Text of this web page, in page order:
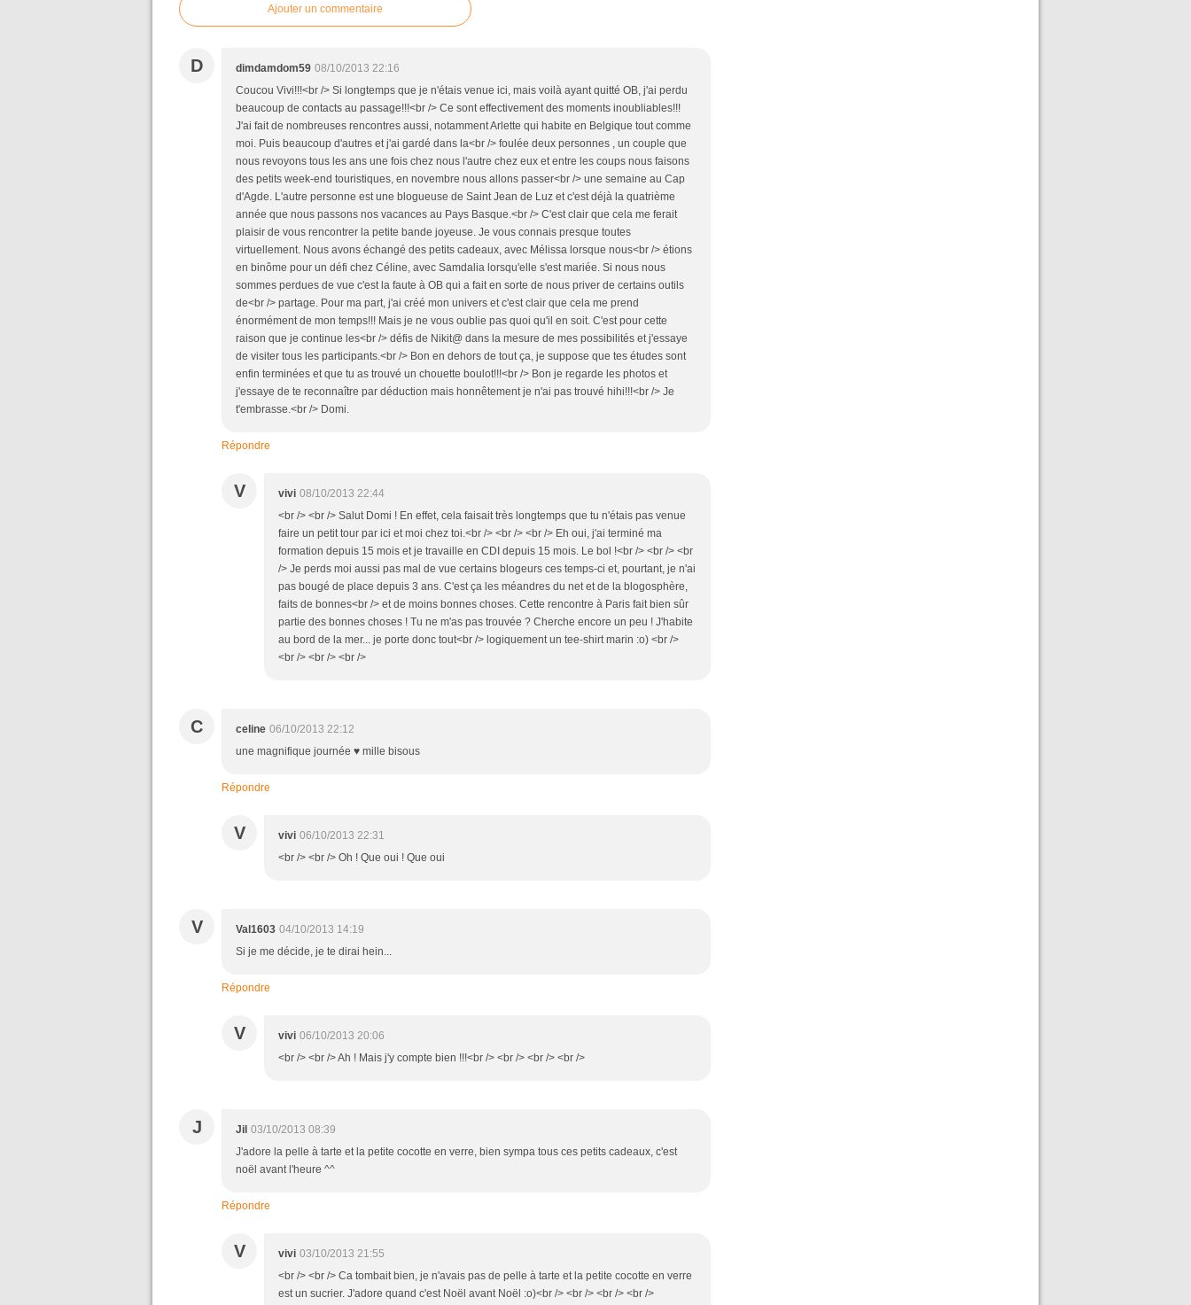
Ajouter un commentaire
D dimdamdom59 08/10/2013 22:16
Coucou Vivi!!!<br /> Si longtemps que je n'étais venue ici, mais voilà ayant quitté OB, j'ai perdu
beaucoup de contacts au passage!!!<br /> Ce sont effectivement des moments inoubliables!!!
J'ai fait de nombreuses rencontres aussi, notamment Arlette qui habite en Belgique tout comme
moi. Puis beaucoup d'autres et j'ai gardé dans la<br /> foulée deux personnes , un couple que
nous revoyons tous les ans une fois chez nous l'autre chez eux et entre les coups nous faisons
des petits week-end touristiques, en novembre nous allons passer<br /> une semaine au Cap
d'Agde. L'autre personne est une blogueuse de Saint Jean de Luz et c'est déjà la quatrième
année que nous passons nos vacances au Pays Basque.<br /> C'est clair que cela me ferait
plaisir de vous rencontrer la petite bande joyeuse. Je vous connais presque toutes
virtuellement. Nous avons échangé des petits cadeaux, avec Mélissa lorsque nous<br /> étions
en binôme pour un défi chez Céline, avec Samdalia lorsqu'elle s'est mariée. Si nous nous
sommes perdues de vue c'est la faute à OB qui a fait en sorte de nous priver de certains outils
de<br /> partage. Pour ma part, j'ai créé mon univers et c'est clair que cela me prend
énormément de mon temps!!! Mais je ne vous oublie pas quoi qu'il en soit. C'est pour cette
raison que je continue les<br /> défis de Nikit@ dans la mesure de mes possibilités et j'essaye
de visiter tous les participants.<br /> Bon en dehors de tout ça, je suppose que tes études sont
enfin terminées et que tu as trouvé un chouette boulot!!!<br /> Bon je regarde les photos et
j'essaye de te reconnaître par déduction mais honnêtement je n'ai pas trouvé hihi!!!<br /> Je
t'embrasse.<br /> Domi.
Répondre
V vivi 08/10/2013 22:44
<br /> <br /> Salut Domi ! En effet, cela faisait très longtemps que tu n'étais pas venue
faire un petit tour par ici et moi chez toi.<br /> <br /> <br /> Eh oui, j'ai terminé ma
formation depuis 15 mois et je travaille en CDI depuis 15 mois. Le bol !<br /> <br /> <br
/> Je perds moi aussi pas mal de vue certains blogeurs ces temps-ci et, pourtant, je n'ai
pas bougé de place depuis 3 ans. C'est ça les méandres du net et de la blogosphère,
faits de bonnes<br /> et de moins bonnes choses. Cette rencontre à Paris fait bien sûr
partie des bonnes choses ! Tu ne m'as pas trouvée ? Cherche encore un peu ! J'habite
au bord de la mer... je porte donc tout<br /> logiquement un tee-shirt marin :o) <br />
<br /> <br /> <br />
C celine 06/10/2013 22:12
une magnifique journée ♥ mille bisous
Répondre
V vivi 06/10/2013 22:31
<br /> <br /> Oh ! Que oui ! Que oui
V Val1603 04/10/2013 14:19
Si je me décide, je te dirai hein...
Répondre
V vivi 06/10/2013 20:06
<br /> <br /> Ah ! Mais j'y compte bien !!!<br /> <br /> <br /> <br />
J Jil 03/10/2013 08:39
J'adore la pelle à tarte et la petite cocotte en verre, bien sympa tous ces petits cadeaux, c'est
noël avant l'heure ^^
Répondre
V vivi 03/10/2013 21:55
<br /> <br /> Ca tombait bien, je n'avais pas de pelle à tarte et la petite cocotte en verre
est un sucrier. J'adore quand c'est Noël avant Noël :o)<br /> <br /> <br /> <br />